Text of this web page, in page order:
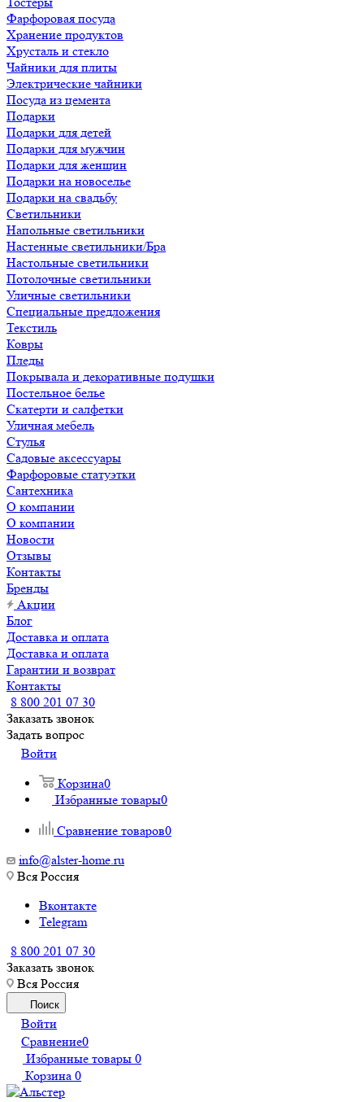
Фарфоровая посуда
Хранение продуктов
Хрусталь и стекло
Чайники для плиты
Электрические чайники
Посуда из цемента
Подарки
Подарки для детей
Подарки для мужчин
Подарки для женщин
Подарки на новоселье
Подарки на свадьбу
Светильники
Напольные светильники
Настенные светильники/Бра
Настольные светильники
Потолочные светильники
Уличные светильники
Специальные предложения
Текстиль
Ковры
Пледы
Покрывала и декоративные подушки
Постельное белье
Скатерти и салфетки
Уличная мебель
Стулья
Садовые аксессуары
Фарфоровые статуэтки
Сантехника
О компании
О компании
Новости
Отзывы
Контакты
Бренды
Акции
Блог
Доставка и оплата
Доставка и оплата
Гарантии и возврат
Контакты
8 800 201 07 30
Заказать звонок
Задать вопрос
Войти
Корзина0
Избранные товары0
Сравнение товаров0
info@alster-home.ru
Вся Россия
Вконтакте
Telegram
8 800 201 07 30
Заказать звонок
Вся Россия
Поиск
Войти
Сравнение0
Избранные товары 0
Корзина 0